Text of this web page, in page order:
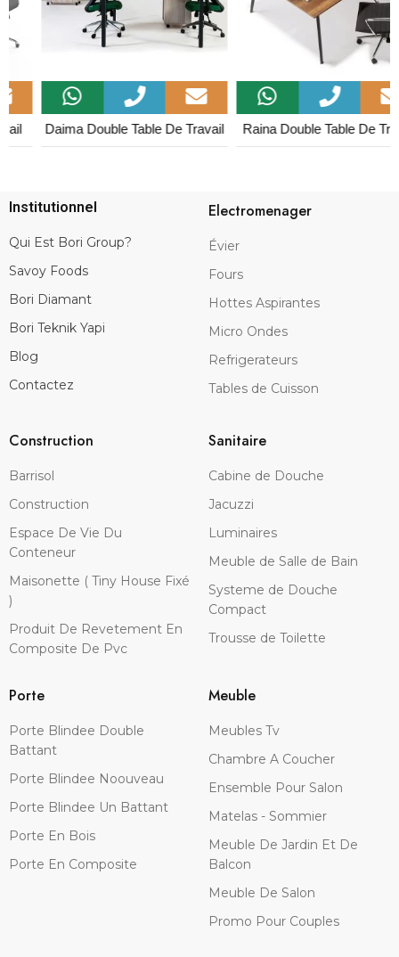
Daima Double Table De Travail Raina Double Table De Travail
Institutionnel
Qui Est Bori Group?
Savoy Foods
Bori Diamant
Bori Teknik Yapi
Blog
Contactez
Electromenager
Évier
Fours
Hottes Aspirantes
Micro Ondes
Refrigerateurs
Tables de Cuisson
Construction
Barrisol
Construction
Espace De Vie Du
Conteneur
Maisonette ( Tiny House Fixé
)
Produit De Revetement En
Composite De Pvc
Sanitaire
Cabine de Douche
Jacuzzi
Luminaires
Meuble de Salle de Bain
Systeme de Douche
Compact
Trousse de Toilette
Porte
Porte Blindee Double
Battant
Porte Blindee Noouveau
Porte Blindee Un Battant
Porte En Bois
Porte En Composite
Meuble
Meubles Tv
Chambre A Coucher
Ensemble Pour Salon
Matelas - Sommier
Meuble De Jardin Et De
Balcon
Meuble De Salon
Promo Pour Couples